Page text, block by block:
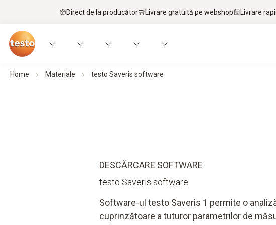
Direct de la producător Livrare gratuită pe webshop Livrare
Home Materiale testo Saveris software
DESCĂRCARE SOFTWARE
testo Saveris software
Software-ul testo Saveris 1 permite o
cuprinzătoare a tuturor parametrilor de